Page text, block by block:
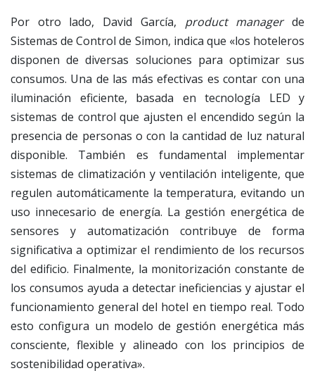
Por otro lado, David García, product managerde
Sistemas de Control de Simon, indica que «los hoteleros
disponen de diversas soluciones para optimizar sus
consumos. Una de las más efectivas es contar con una
iluminación eficiente, basada en tecnología LED y
sistemas de control que ajusten el encendido según la
presencia de personas o con la cantidad de luz natural
disponible. También es fundamental implementar
sistemas de climatización y ventilación inteligente, que
regulen automáticamente la temperatura, evitando un
uso innecesario de energía. La gestión energética de
sensores y automatización contribuye de forma
significativa a optimizar el rendimiento de los recursos
del edificio. Finalmente, la monitorización constante de
los consumos ayuda a detectar ineficiencias y ajustar el
funcionamiento general del hotel en tiempo real. Todo
esto configura un modelo de gestión energética más
consciente, flexible y alineado con los principios de
sostenibilidad operativa».